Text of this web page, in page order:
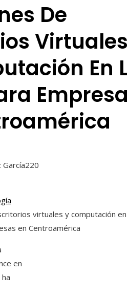
De
En
220
virtuales y computación
en Centroamérica
en